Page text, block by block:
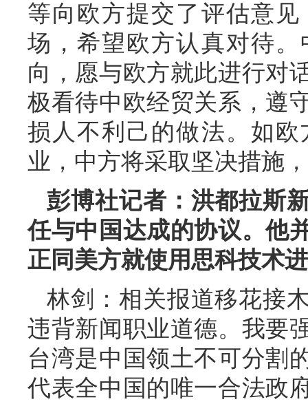
等向欧方提交了评估意
场，希望欧方认真对待
向，愿与欧方就此进行对
极看待中欧经贸关系，遵
损人不利己的做法。如
业，中方将采取坚决措施
彭博社记者：洪都拉斯
任与中国达成的协议。他
正同美方就使用思科技术
林剑：相关报道移花接
违背新闻职业道德。我要
台湾是中国领土不可分割
代表全中国的唯一合法政